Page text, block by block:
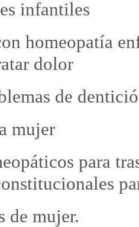
infantiles
homeopatía
dolor
de
mujer
para
de mujer.